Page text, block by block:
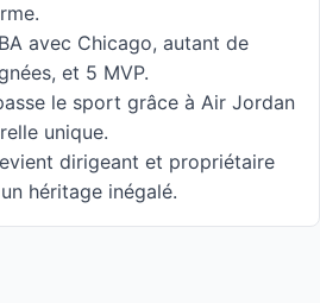
avec Chicago, autant de
et 5 MVP.
le sport grâce à Air Jordan
unique.
dirigeant et propriétaire
héritage inégalé.